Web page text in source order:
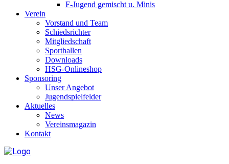
F-Jugend gemischt u. Minis
Verein
Vorstand und Team
Schiedsrichter
Mitgliedschaft
Sporthallen
Downloads
HSG-Onlineshop
Sponsoring
Unser Angebot
Jugendspielfelder
Aktuelles
News
Vereinsmagazin
Kontakt